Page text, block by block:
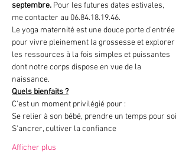
septembre. Pour les futures dates estivales,
me contacter au 06.84.18.19.46.
Le yoga maternité est une douce porte d'entrée
pour vivre pleinement la grossesse et explorer
les ressources à la fois simples et puissantes
dont notre corps dispose en vue de la
naissance.
Quels bienfaits ?
C'est un moment privilégié pour :
Se relier à son bébé, prendre un temps pour soi
S'ancrer, cultiver la confiance
Afficher plus